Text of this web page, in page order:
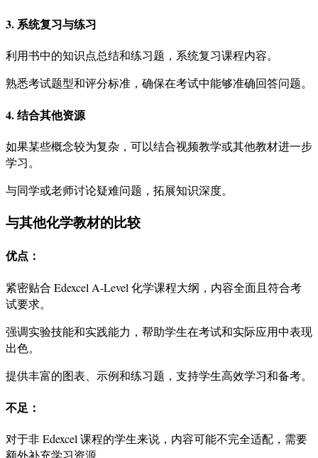
3. 系统复习与练习
利用书中的知识点总结和练习题，系统复习课程内容。
熟悉考试题型和评分标准，确保在考试中能够准确回答问题。
4. 结合其他资源
如果某些概念较为复杂，可以结合视频教学或其他教材进一步
学习。
与同学或老师讨论疑难问题，拓展知识深度。
与其他化学教材的比较
优点 ：
紧密贴合 Edexcel A-Level 化学课程大纲，内容全面且符合考
试要求。
强调实验技能和实践能力，帮助学生在考试和实际应用中表现
出色。
提供丰富的图表、示例和练习题，支持学生高效学习和备考。
不足 ：
对于非 Edexcel 课程的学生来说，内容可能不完全适配，需要
额外补充学习资源。